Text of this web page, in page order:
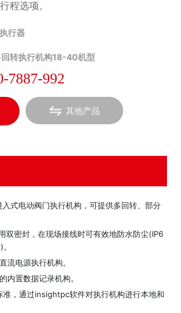
程选项。
行器
转执行机构18-40机型
7887-992
其他产品
式电动阀门执行机构，可提供多回转、部分
双密封，在现场接线时可有效地防水防尘(IP6
流电源执行机构。
内置数据记录机构。
准，通过insightpc软件对执行机构进行本地和